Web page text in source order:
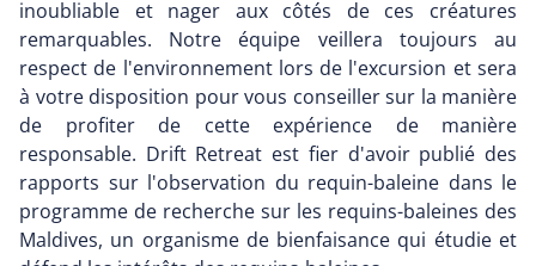
inoubliable et nager aux côtés de ces créatures
remarquables. Notre équipe veillera toujours au
respect de l'environnement lors de l'excursion et sera
à votre disposition pour vous conseiller sur la manière
de profiter de cette expérience de manière
responsable. Drift Retreat est fier d'avoir publié des
rapports sur l'observation du requin-baleine dans le
programme de recherche sur les requins-baleines des
Maldives, un organisme de bienfaisance qui étudie et